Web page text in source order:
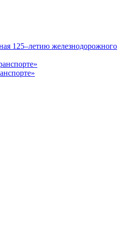
125–летию железнодорожного